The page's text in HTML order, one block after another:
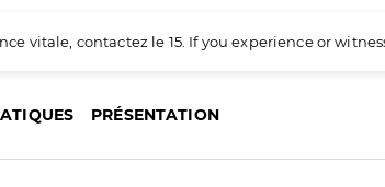
vitale, contactez le 15. If you experience or
PRÉSENTATION